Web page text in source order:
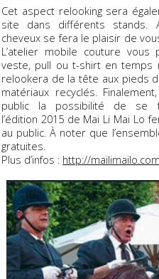
Cet aspect relooking sera
site dans différents stands.
cheveux se fera le plaisir de
L’atelier mobile couture
veste, pull ou t-shirt en temps
relookera de la tête aux pieds
matériaux recyclés.
public la possibilité de se
l’édition 2015 de Mai Li Mai Lo
au public. À noter que
gratuites.
Plus d’infos : http://mailimailo.com